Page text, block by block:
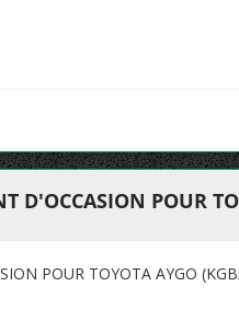
D'OCCASION POUR
POUR TOYOTA AYGO